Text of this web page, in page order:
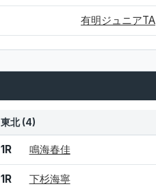
有明ジュニアTA
東北 (4)
結果 シード 選手名
1R 鳴海春佳
1R 下杉海寧